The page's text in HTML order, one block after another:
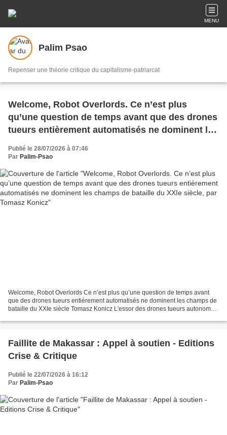
MENU
Palim Psao
Repenser une théorie critique du capitalisme-patriarcat
Welcome, Robot Overlords. Ce n’est plus
qu’une question de temps avant que des drones
tueurs entièrement automatisés ne dominent les
champs de bataille du XXIe siècle, par Tomasz
Konicz
Publié le 28/07/2026 à 07:46
Par Palim-Psao
Welcome, Robot Overlords Ce n’est plus qu’une question de temps avant
que des drones tueurs entièrement automatisés ne dominent les champs de
bataille du XXIe siècle Tomasz Konicz L'essor des drones tueurs autonomes
Faillite de Makassar : Appel à soutien - Editions
Crise & Critique
Publié le 22/07/2026 à 16:12
Par Palim-Psao